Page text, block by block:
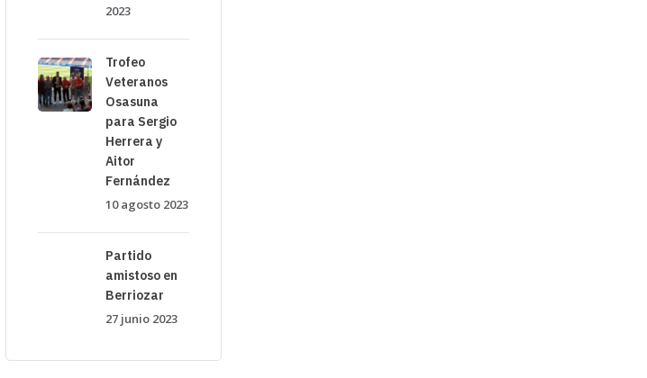
2023
Trofeo
Veteranos
Osasuna
para Sergio
Herrera y
Aitor
Fernández
10 agosto 2023
Partido
amistoso en
Berriozar
27 junio 2023